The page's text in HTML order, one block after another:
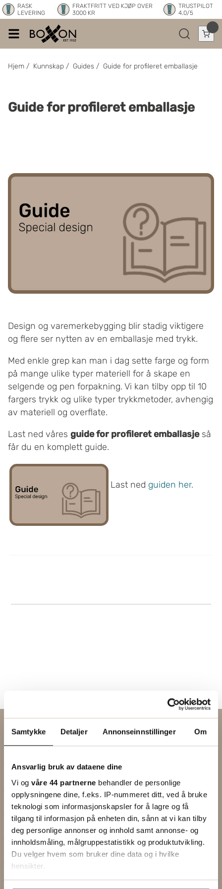
Samtykke Detaljer Annonseinnstillinger Om
Ansvarlig bruk av dataene dine
Vi og våre 44 partnerne behandler de personlige
opplysningene dine, f.eks. IP-nummeret ditt, ved å bruke
teknologi som informasjonskapsler for å lagre og få
tilgang til informasjon på enheten din, sånn at vi kan tilby
deg personlige annonser og innhold samt annonse- og
innholdsmåling, målgruppestatistikk og produktutvikling.
Du velger hvem som bruker dine data og i hvilke
hensikter.
RASK
LEVERING
FRAKTFRITT VED KJØP OVER
3000 KR
TRUSTPILOT
4.0/5
Hjem / Kunnskap / Guides / Guide for profileret emballasje
Guide for profileret emballasje
Design og varemerkebygging blir stadig viktigere
og flere ser nytten av en emballasje med trykk.
Med enkle grep kan man i dag sette farge og form
på mange ulike typer materiell for å skape en
selgende og pen forpakning. Vi kan tilby opp til 10
fargers trykk og ulike typer trykkmetoder, avhengig
av materiell og overflate.
Last ned våres guide for profileret emballasjeså
får du en komplett guide.
Last ned guiden her.
Kontakt oss via skjemaet
FORNAVN
ETTERNAVN
VIRKSOMHET
E-POST